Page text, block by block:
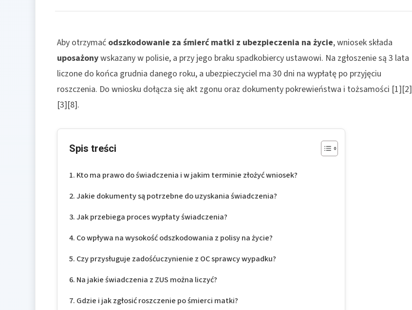
Aby otrzymać odszkodowanie za śmierć matki z ubezpieczenia na życie, wniosek składa
uposażonywskazany w polisie, a przy jego braku spadkobiercy ustawowi. Na zgłoszenie są 3 lata
liczone do końca grudnia danego roku, a ubezpieczyciel ma 30 dni na wypłatę po przyjęciu
roszczenia. Do wniosku dołącza się akt zgonu oraz dokumenty pokrewieństwa i tożsamości [1][2]
[3][8].
Spis treści
Kto ma prawo do świadczenia i w jakim terminie złożyć wniosek?
Jakie dokumenty są potrzebne do uzyskania świadczenia?
Jak przebiega proces wypłaty świadczenia?
Co wpływa na wysokość odszkodowania z polisy na życie?
Czy przysługuje zadośćuczynienie z OC sprawcy wypadku?
Na jakie świadczenia z ZUS można liczyć?
Gdzie i jak zgłosić roszczenie po śmierci matki?